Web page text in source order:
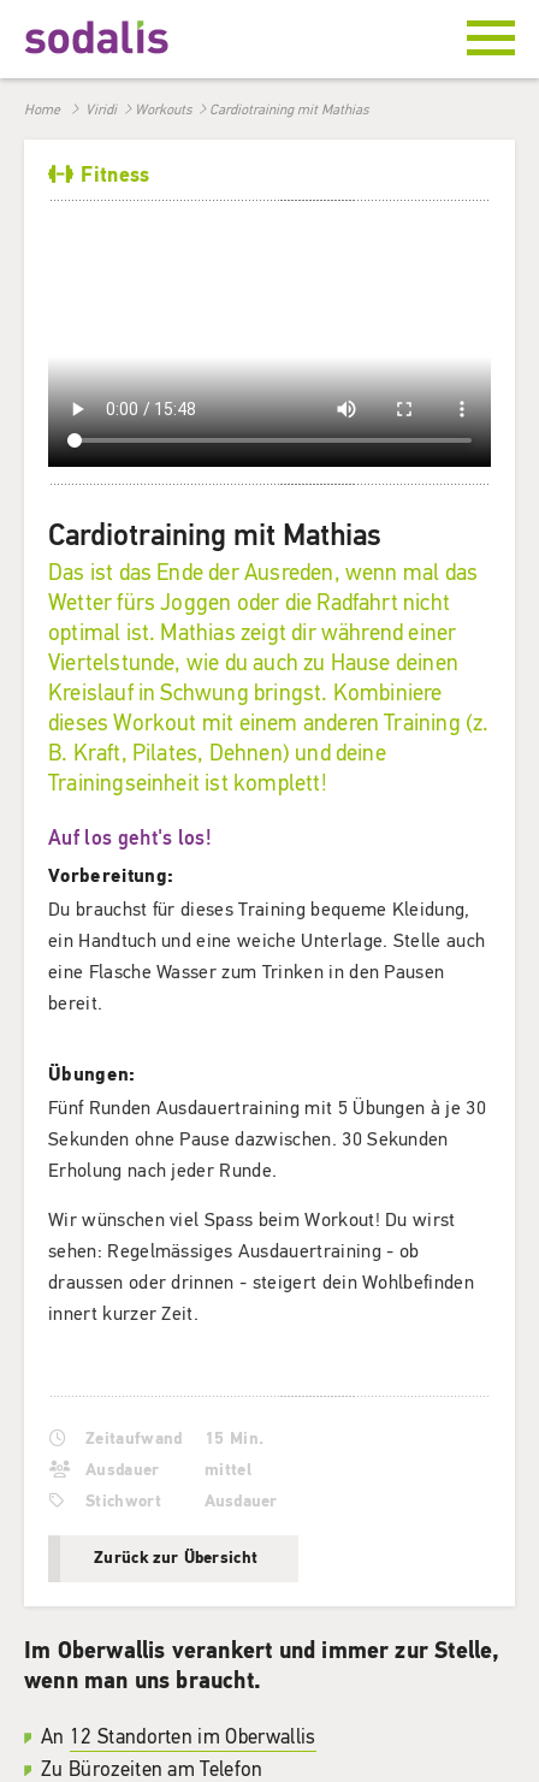
Home Viridi Workouts Cardiotraining mit Mathias
Fitness
Cardiotraining mit Mathias
Das ist das Ende der Ausreden, wenn mal das
Wetter fürs Joggen oder die Radfahrt nicht
optimal ist. Mathias zeigt dir während einer
Viertelstunde, wie du auch zu Hause deinen
Kreislauf in Schwung bringst. Kombiniere
dieses Workout mit einem anderen Training (z.
B. Kraft, Pilates, Dehnen) und deine
Trainingseinheit ist komplett!
Auf los geht's los!
Vorbereitung:
Du brauchst für dieses Training bequeme Kleidung,
ein Handtuch und eine weiche Unterlage. Stelle auch
eine Flasche Wasser zum Trinken in den Pausen
bereit.
Übungen:
Fünf Runden Ausdauertraining mit 5 Übungen à je 30
Sekunden ohne Pause dazwischen. 30 Sekunden
Erholung nach jeder Runde.
Wir wünschen viel Spass beim Workout! Du wirst
sehen: Regelmässiges Ausdauertraining - ob
draussen oder drinnen - steigert dein Wohlbefinden
innert kurzer Zeit.
Zeitaufwand
15 Min.
Ausdauer
mittel
Stichwort
Ausdauer
Zurück zur Übersicht
Im Oberwallis verankert und immer zur Stelle,
wenn man uns braucht.
An 12 Standorten im Oberwallis
Zu Bürozeitenam Telefon